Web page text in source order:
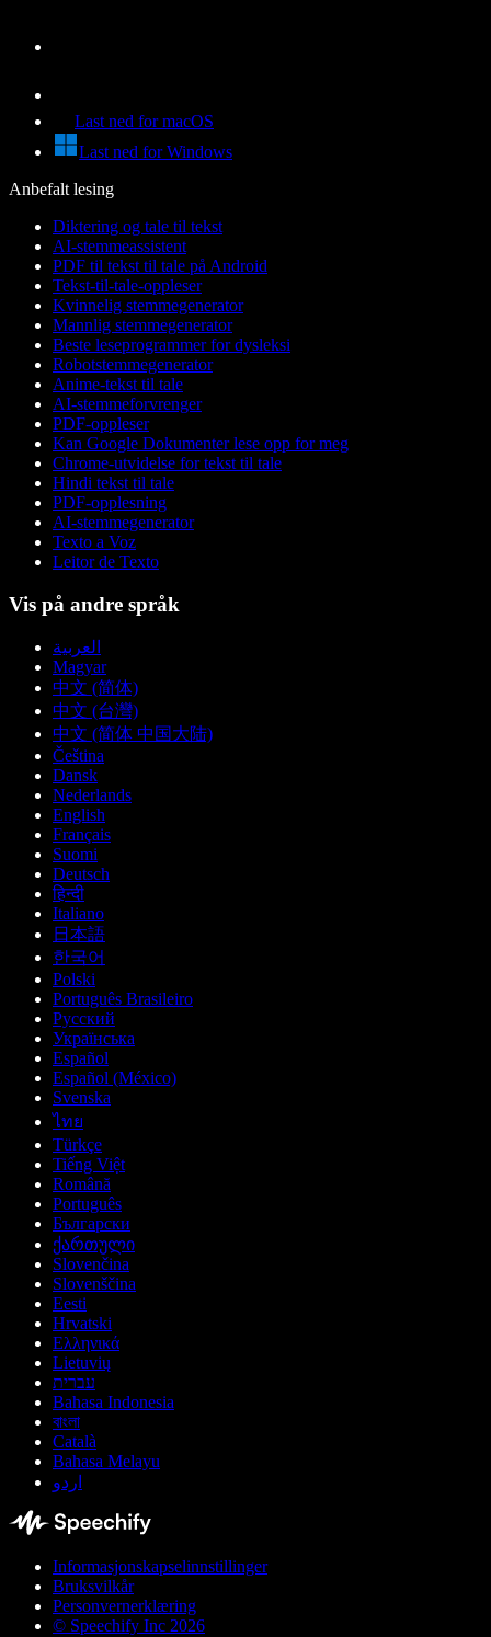
Last ned for macOS
Last ned for Windows
Anbefalt lesing
Diktering og tale til tekst
AI-stemmeassistent
PDF til tekst til tale på Android
Tekst-til-tale-oppleser
Kvinnelig stemmegenerator
Mannlig stemmegenerator
Beste leseprogrammer for dysleksi
Robotstemmegenerator
Anime-tekst til tale
AI-stemmeforvrenger
PDF-oppleser
Kan Google Dokumenter lese opp for meg
Chrome-utvidelse for tekst til tale
Hindi tekst til tale
PDF-opplesning
AI-stemmegenerator
Texto a Voz
Leitor de Texto
Vis på andre språk
العربية
Magyar
中文 (简体)
中文 (台灣)
中文 (简体 中国大陆)
Čeština
Dansk
Nederlands
English
Français
Suomi
Deutsch
हिन्दी
Italiano
日本語
한국어
Polski
Português Brasileiro
Русский
Українська
Español
Español (México)
Svenska
ไทย
Türkçe
Tiếng Việt
Română
Português
Български
ქართული
Slovenčina
Slovenščina
Eesti
Hrvatski
Ελληνικά
Lietuvių
עברית
Bahasa Indonesia
বাংলা
Català
Bahasa Melayu
اردو
Informasjonskapselinnstillinger
Bruksvilkår
Personvernerklæring
© Speechify Inc 2026